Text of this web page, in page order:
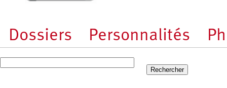
Dossiers Personnalités